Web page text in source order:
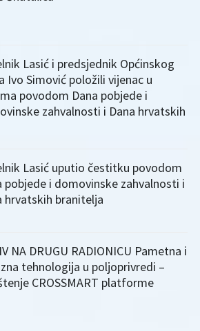
Lasić i predsjednik Općinskog
Ivo Simović položili vijenac u
povodom Dana pobjede i
zahvalnosti i Dana hrvatskih
Lasić uputio čestitku povodom
pobjede i domovinske zahvalnosti i
hrvatskih branitelja
NA DRUGU RADIONICU Pametna i
tehnologija u poljoprivredi –
CROSSMART platforme